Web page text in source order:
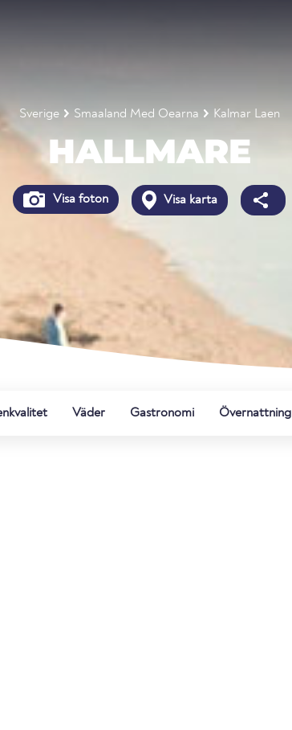
Sverige Smaaland Med Oearna Kalmar Laen
HALLMARE
Visa foton Visa karta
Väder Gastronomi Övernattning